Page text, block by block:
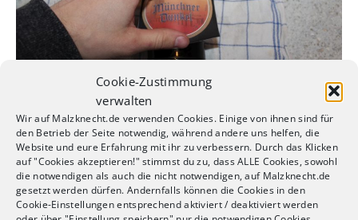
Cookie-Zustimmung
verwalten
Wir auf Malzknecht.de verwenden Cookies. Einige von ihnen sind für
den Betrieb der Seite notwendig, während andere uns helfen, die
Website und eure Erfahrung mit ihr zu verbessern. Durch das Klicken
auf "Cookies akzeptieren!" stimmst du zu, dass ALLE Cookies, sowohl
die notwendigen als auch die nicht notwendigen, auf Malzknecht.de
gesetzt werden dürfen. Andernfalls können die Cookies in den
Cookie-Einstellungen entsprechend aktiviert / deaktiviert werden
… drückst es mit den Fingern in der Mitte fest…